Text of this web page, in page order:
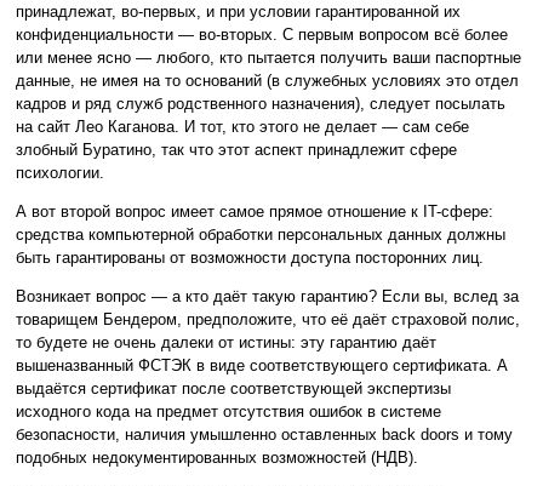
принадлежат, во-первых, и при условии гарантированной их
конфиденциальности — во-вторых. С первым вопросом всё более
или менее ясно — любого, кто пытается получить ваши паспортные
данные, не имея на то оснований (в служебных условиях это отдел
кадров и ряд служб родственного назначения), следует посылать
на сайт Лео Каганова. И тот, кто этого не делает — сам себе
злобный Буратино, так что этот аспект принадлежит сфере
психологии.
А вот второй вопрос имеет самое прямое отношение к IT-сфере:
средства компьютерной обработки персональных данных должны
быть гарантированы от возможности доступа посторонних лиц.
Возникает вопрос — а кто даёт такую гарантию? Если вы, вслед за
товарищем Бендером, предположите, что её даёт страховой полис,
то будете не очень далеки от истины: эту гарантию даёт
вышеназванный ФСТЭК в виде соответствующего сертификата. А
выдаётся сертификат после соответствующей экспертизы
исходного кода на предмет отсутствия ошибок в системе
безопасности, наличия умышленно оставленных back doors и тому
подобных недокументированных возможностей (НДВ).